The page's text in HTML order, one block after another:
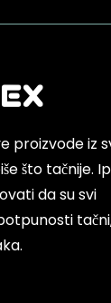
proizvode iz
što tačnije.
da su svi